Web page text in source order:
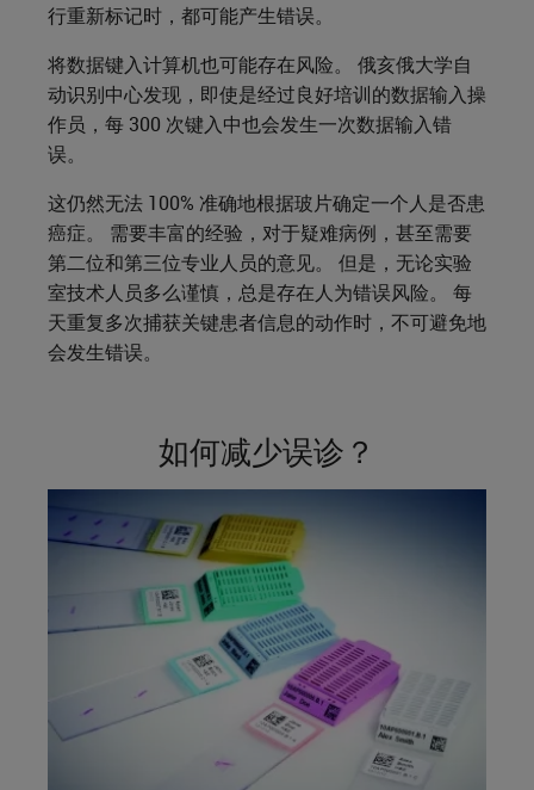
行重新标记时，都可能产生错误。
将数据键入计算机也可能存在风险。 俄亥俄大学自
动识别中心发现，即使是经过良好培训的数据输入操
作员，每 300 次键入中也会发生一次数据输入错
误。
这仍然无法 100% 准确地根据玻片确定一个人是否患
癌症。 需要丰富的经验，对于疑难病例，甚至需要
第二位和第三位专业人员的意见。 但是，无论实验
室技术人员多么谨慎，总是存在人为错误风险。 每
天重复多次捕获关键患者信息的动作时，不可避免地
会发生错误。
如何减少误诊？